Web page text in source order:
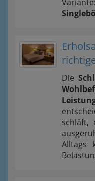
Die
schläft,
Alltags